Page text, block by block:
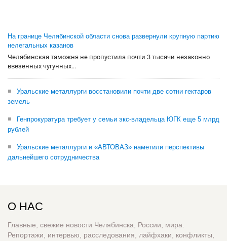
На границе Челябинской области снова развернули крупную партию
нелегальных казанов
Челябинская таможня не пропустила почти 3 тысячи незаконно
ввезенных чугунных...
Уральские металлурги восстановили почти две сотни гектаров
земель
Генпрокуратура требует у семьи экс-владельца ЮГК еще 5 млрд
рублей
Уральские металлурги и «АВТОВАЗ» наметили перспективы
дальнейшего сотрудничества
О НАС
Главные, свежие новости Челябинска, России, мира.
Репортажи, интервью, расследования, лайфхаки, конфликты,